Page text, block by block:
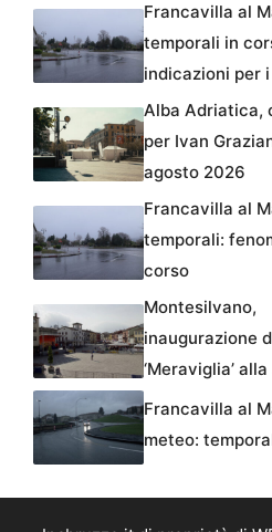
Francavilla al
temporali in
indicazioni per
Alba Adriatica,
per Ivan
agosto 2026
Francavilla al
temporali:
corso
Montesilvano,
inaugurazione
‘Meraviglia’
Francavilla al
meteo: